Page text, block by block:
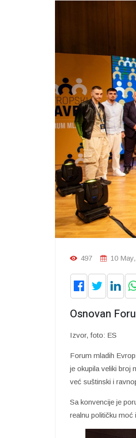
497 10
Osnovan
Izvor, foto: ES
Forum mladih
je okupila veliki broj
već suštinski i
Sa konvencije je
realnu političku moć